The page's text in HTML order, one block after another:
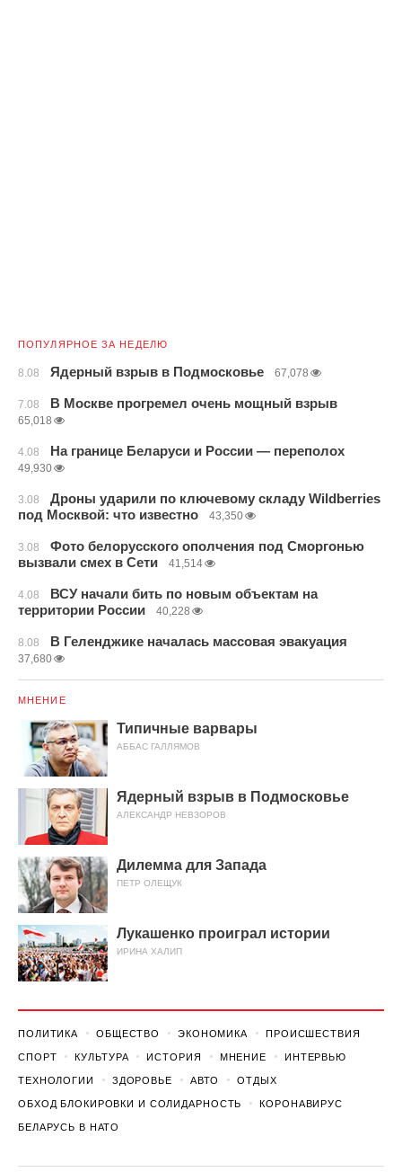
ПОПУЛЯРНОЕ ЗА НЕДЕЛЮ
8.08 Ядерный взрыв в Подмосковье 67,078
7.08 В Москве прогремел очень мощный взрыв
65,018
4.08 На границе Беларуси и России — переполох
49,930
3.08
Дроны ударили по ключевому складу Wildberries
под Москвой: что известно
43,350
3.08
Фото белорусского ополчения под Сморгонью
вызвали смех в Сети
41,514
4.08
ВСУ начали бить по новым объектам на
территории России
40,228
8.08 В Геленджике началась массовая эвакуация
37,680
МНЕНИЕ
Типичные варвары
АББАС ГАЛЛЯМОВ
Ядерный взрыв в Подмосковье
АЛЕКСАНДР НЕВЗОРОВ
Дилемма для Запада
ПЕТР ОЛЕЩУК
Лукашенко проиграл истории
ИРИНА ХАЛИП
ПОЛИТИКА ОБЩЕСТВО ЭКОНОМИКА ПРОИСШЕСТВИЯ
СПОРТ КУЛЬТУРА ИСТОРИЯ МНЕНИЕ ИНТЕРВЬЮ
ТЕХНОЛОГИИ ЗДОРОВЬЕ АВТО ОТДЫХ
ОБХОД БЛОКИРОВКИ И СОЛИДАРНОСТЬ КОРОНАВИРУС
БЕЛАРУСЬ В НАТО